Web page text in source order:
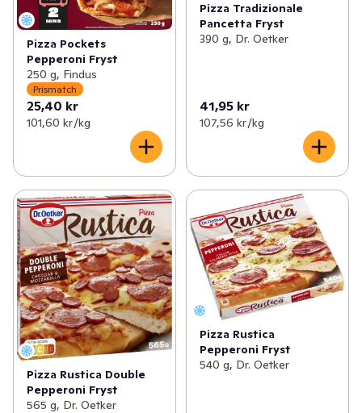
Pizza Pockets
Pepperoni Fryst
250 g, Findus
Prismatch
25,40 kr
101,60 kr /kg
Pizza Tradizionale
Pancetta Fryst
390 g, Dr. Oetker
41,95 kr
107,56 kr /kg
Pizza Rustica Double
Pepperoni Fryst
565 g, Dr. Oetker
Pizza Rustica
Pepperoni Fryst
540 g, Dr. Oetker